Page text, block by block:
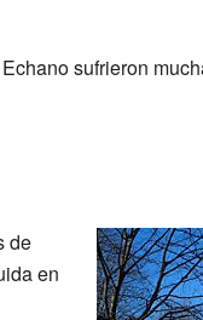
sufrieron
de
en